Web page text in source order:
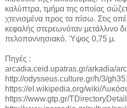
καλύπτρα, τμήμα της οποίας
χτενισμένα προς τα πίσω. Στις
κεφαλής στερεωνόταν μετάλλινο
πελοποννησιακό. Ύψος 0,75 μ.
Πηγές :
arcadia.ceid.upatras.gr/arkadia/
http://odysseus.culture.gr/h/3/
https://el.wikipedia.org/wiki/
https://www.gtp.gr/